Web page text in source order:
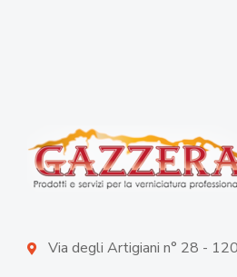
Via degli Artigiani n° 28 -